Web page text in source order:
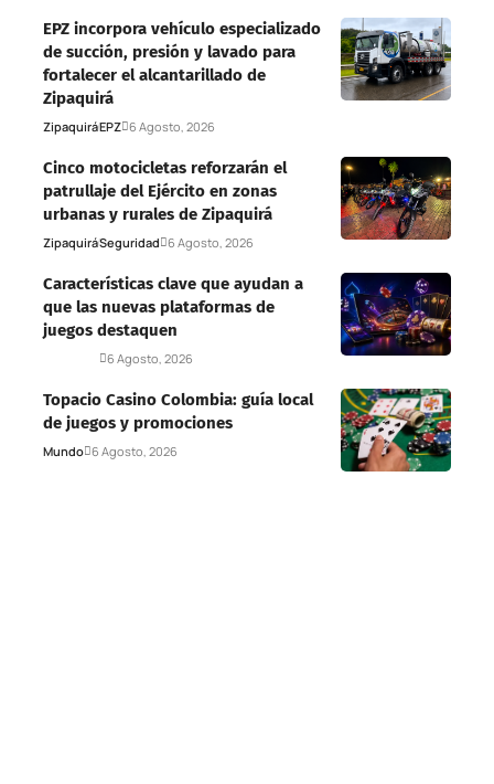
EPZ incorpora vehículo especializado
de succión, presión y lavado para
fortalecer el alcantarillado de
Zipaquirá
ZipaquiráEPZ 6 Agosto, 2026
Cinco motocicletas reforzarán el
patrullaje del Ejército en zonas
urbanas y rurales de Zipaquirá
ZipaquiráSeguridad 6 Agosto, 2026
Características clave que ayudan a
que las nuevas plataformas de
juegos destaquen
6 Agosto, 2026
Topacio Casino Colombia: guía local
de juegos y promociones
Mundo 6 Agosto, 2026